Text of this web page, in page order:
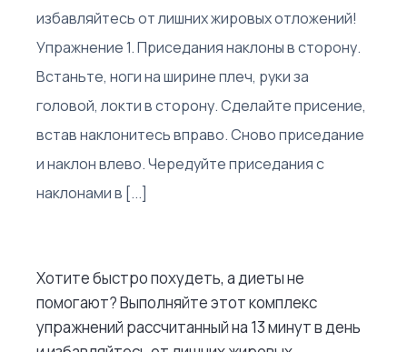
избавляйтесь от лишних жировых отложений!
Упражнение 1. Приседания наклоны в сторону.
Встаньте, ноги на ширине плеч, руки за
головой, локти в сторону. Сделайте присение,
встав наклонитесь вправо. Сново приседание
и наклон влево. Чередуйте приседания с
наклонами в [...]
Хотите быстро похудеть, а диеты не
помогают? Выполняйте этот комплекс
упражнений рассчитанный на 13 минут в день